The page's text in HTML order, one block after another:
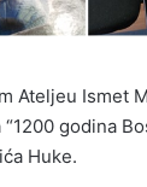
Ateljeu Ismet
godina
Huke.